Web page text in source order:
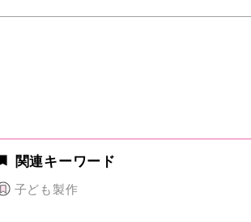
関連キーワード
子ども製作